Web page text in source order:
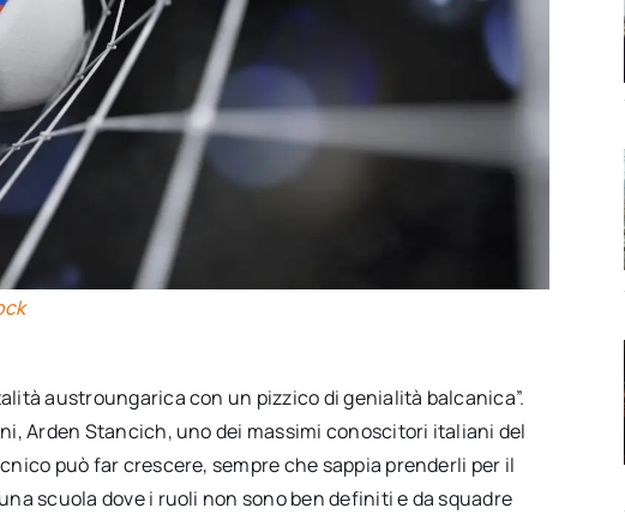
austroungarica con un pizzico di genialità balcanica”.
Arden Stancich, uno dei massimi conoscitori italiani del
può far crescere, sempre che sappia prenderli per il
scuola dove i ruoli non sono ben definiti e da squadre